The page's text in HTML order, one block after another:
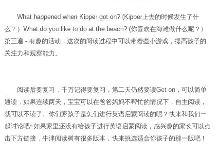
What happened when Kipper got on? (Kipper上去的时候发生了什
么？）What do you like to do at the beach? (你喜欢在海滩做什么呢？）
第三遍 - 有趣的活动，这次的阅读过程中可以带着些小游戏，提高孩子的
关注力和观察能力。
阅读后要复习，千万记得要复习，第二天仍然要读Get on，可以简单
通读，如果连续两天，宝宝可以在爸爸妈妈不帮忙的情况下，自主阅读，
就可以不读了。你们家孩子是怎们进行英语启蒙阅读的呢？快来和我们一
起讨论吧~如果家里还没有给孩子进行英语启蒙阅读，感兴趣的家长可以点
击下方链接，牛津阅读树有很多版本，快来挑选适合你孩子的那一版吧！